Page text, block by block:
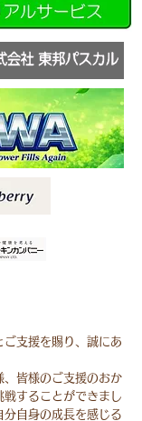
ご支援を賜り、誠にあ
皆様のご支援のおか
戦することができまし
分自身の成長を感じる